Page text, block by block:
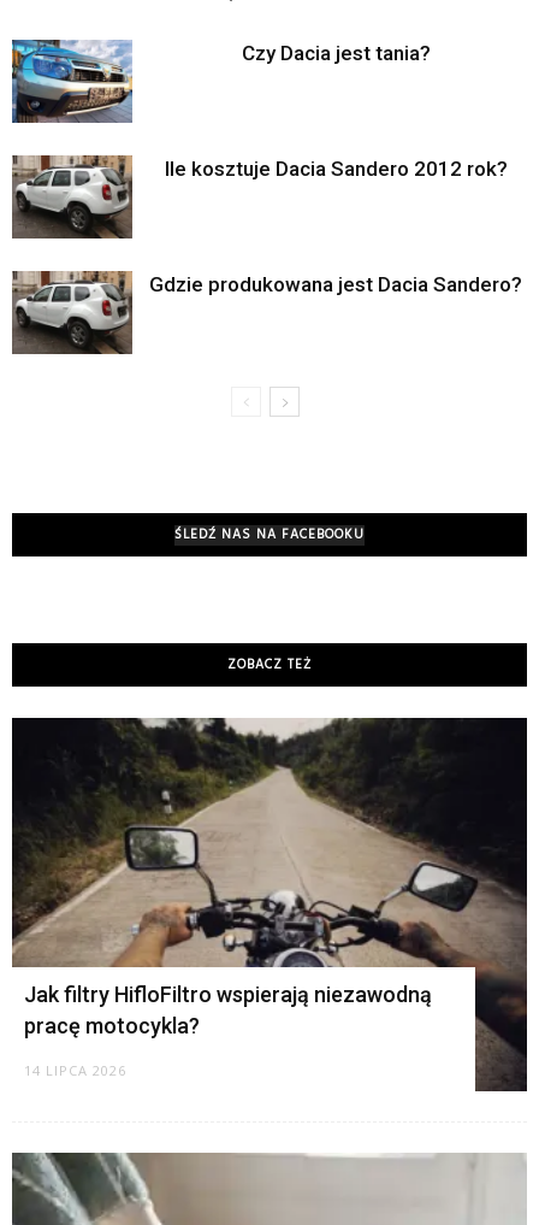
Czy Dacia jest tania?
Ile kosztuje Dacia Sandero 2012 rok?
Gdzie produkowana jest Dacia Sandero?
ŚLEDŹ NAS NA FACEBOOKU
ZOBACZ TEŻ
Jak filtry HifloFiltro wspierają niezawodną
pracę motocykla?
14 LIPCA 2026